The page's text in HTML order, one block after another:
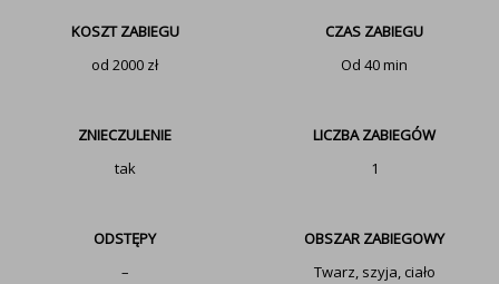
KOSZT ZABIEGU
od 2000 zł
CZAS ZABIEGU
Od 40 min
ZNIECZULENIE
tak
LICZBA ZABIEGÓW
1
ODSTĘPY
–
OBSZAR ZABIEGOWY
Twarz, szyja, ciało